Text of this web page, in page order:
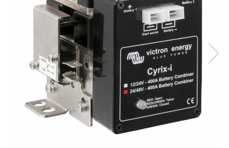
Vezi toate statiile
Accesorii Statii de Alimentare
Kituri Generatoare Solare
Cauta dupa capacitate
Pana in 1000W
Intre 1000-2000W